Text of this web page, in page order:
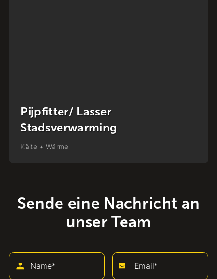
Werkvoorbereider
Stadsverwarming
Kälte + Wärme
Sende eine Nachricht an
unser Team